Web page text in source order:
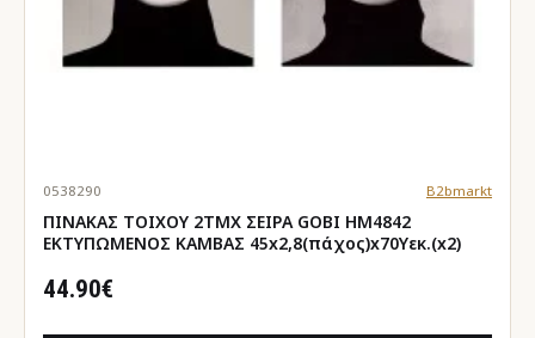
0538290 B2bmarkt
ΠΙΝΑΚΑΣ TOIXOY 2ΤΜΧ ΣΕΙΡΑ GOBI HM4842
ΕΚΤΥΠΩΜΕΝΟΣ ΚΑΜΒΑΣ 45x2,8(πάχος)x70Yεκ.(x2)
44.90€